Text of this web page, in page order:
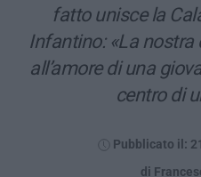
fatto unisce la
Infantino: «La
all’amore di una
centro di
Pubblicato il:
di